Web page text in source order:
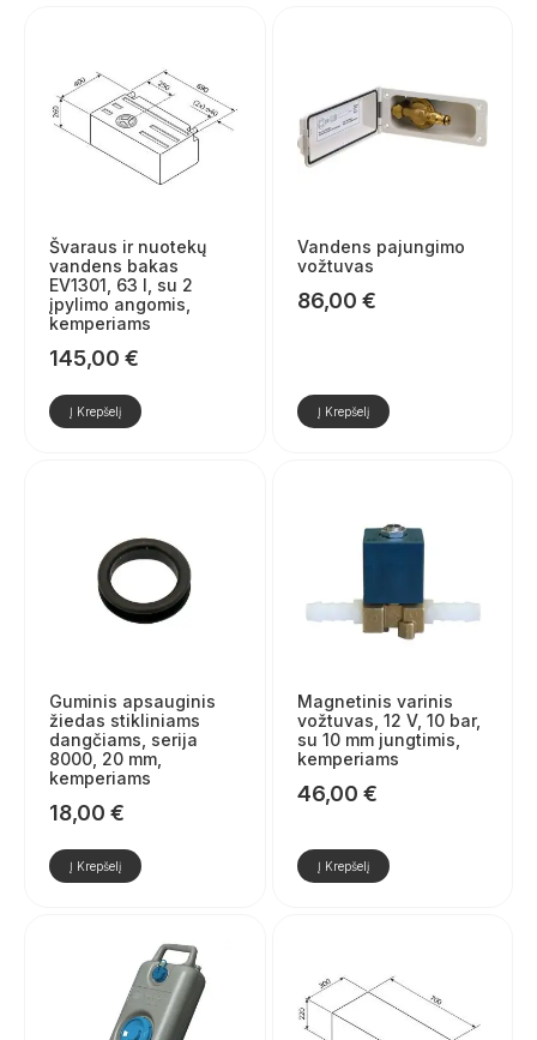
Švaraus ir nuotekų
vandens bakas
EV1301, 63 l, su 2
įpylimo angomis,
kemperiams
145,00 €
Į Krepšelį
Vandens pajungimo
vožtuvas
86,00 €
Į Krepšelį
Guminis apsauginis
žiedas stikliniams
dangčiams, serija
8000, 20 mm,
kemperiams
18,00 €
Į Krepšelį
Magnetinis varinis
vožtuvas, 12 V, 10 bar,
su 10 mm jungtimis,
kemperiams
46,00 €
Į Krepšelį